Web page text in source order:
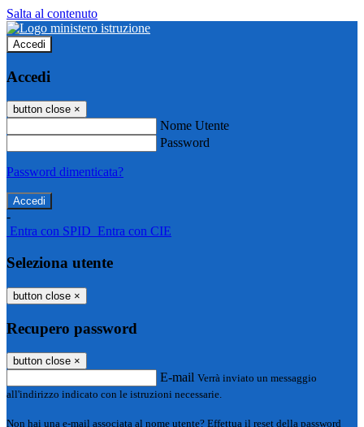
Salta al contenuto
Accedi
Accedi
button close ×
Nome Utente
Password
Password dimenticata?
-
Entra con SPID Entra con CIE
Seleziona utente
button close ×
Recupero password
button close ×
E-mail Verrà inviato un messaggio
all'indirizzo indicato con le istruzioni necessarie.
Non hai una e-mail associata al nome utente? Effettua il reset della password